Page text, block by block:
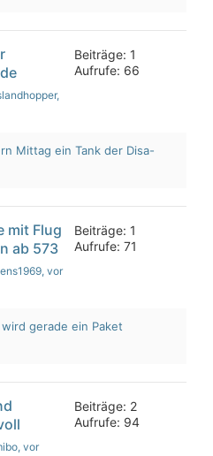
,
Beiträge: 1
Aufrufe: 66
Mittag ein Tank der Disa-
mit Flug
ab 573
, vor
Beiträge: 1
Aufrufe: 71
gerade ein Paket
, vor
Beiträge: 2
Aufrufe: 94